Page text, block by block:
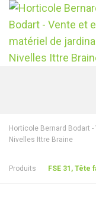
Horticole Bernard Bodart
Nivelles Ittre Braine
Produits FSE 31, Tête